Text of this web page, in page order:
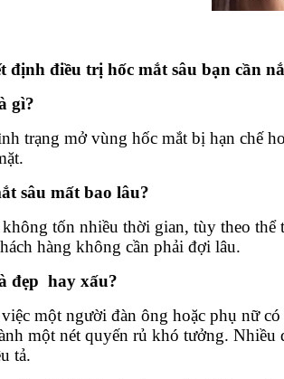
định điều trị hốc mắt sâu bạn cần
gì?
trạng mở vùng hốc mắt bị hạn chế
sâu mất bao lâu?
tốn nhiều thời gian, tùy theo thể
hàng không cần phải đợi lâu.
đẹp hay xấu?
một người đàn ông hoặc phụ nữ
một nét quyến rủ khó tưởng.
tả.